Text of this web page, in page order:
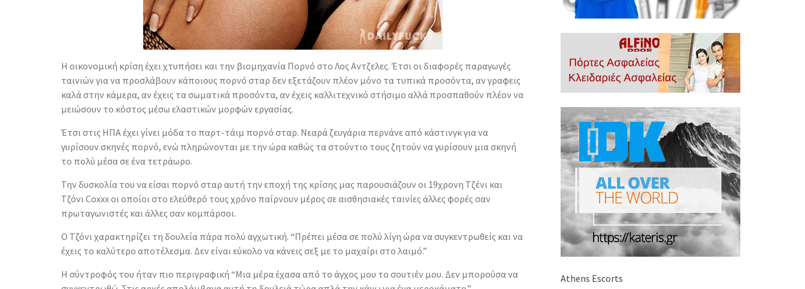
Η οικονομική κρίση έχει χτυπήσει και την βιομηχανία Πορνό στο Λος Αντζελες. Έτσι οι διαφορές παραγωγές
ταινιών για να προσλάβουν κάποιους πορνό σταρ δεν εξετάζουν πλέον μόνο τα τυπικά προσόντα, αν γραφεις
καλά στην κάμερα, αν έχεις τα σωματικά προσόντα, αν έχεις καλλιτεχνικό στήσιμο αλλά προσπαθούν πλέον να
μειώσουν το κόστος μέσω ελαστικών μορφών εργασίας.
Έτσι στις ΗΠΑ έχει γίνει μόδα το παρτ-τάιμ πορνό σταρ. Νεαρά ζευγάρια περνάνε από κάστινγκ για να
γυρίσουν σκηνές πορνό, ενώ πληρώνονται με την ώρα καθώς τα στούντιο τους ζητούν να γυρίσουν μια σκηνή
το πολύ μέσα σε ένα τετράωρο.
Την δυσκολία του να είσαι πορνό σταρ αυτή την εποχή της κρίσης μας παρουσιάζουν οι 19χρονη Τζένι και
Τζόνι Coxxx οι οποίοι στο ελεύθερό τους χρόνο παίρνουν μέρος σε αισθησιακές ταινίες άλλες φορές σαν
πρωταγωνιστές και άλλες σαν κομπάρσοι.
Ο Τζόνι χαρακτηρίζει τη δουλεία πάρα πολύ αγχωτική. “Πρέπει μέσα σε πολύ λίγη ώρα να συγκεντρωθείς και να
έχεις το καλύτερο αποτέλεσμα. Δεν είναι εύκολο να κάνεις σεξ με το μαχαίρι στο λαιμό.”
Η σύντροφός του ήταν πιο περιγραφική “Μια μέρα έχασα από το άγχος μου το σουτιέν μου. Δεν μπορούσα να
Athens Escorts